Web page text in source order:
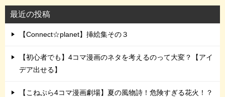
最近の投稿
【Connect☆planet】挿絵集その３
【初心者でも】4コマ漫画のネタを考えるのって大変？【アイ
デア出せる】
【こねぷら4コマ漫画劇場】夏の風物詩！危険すぎる花火！？